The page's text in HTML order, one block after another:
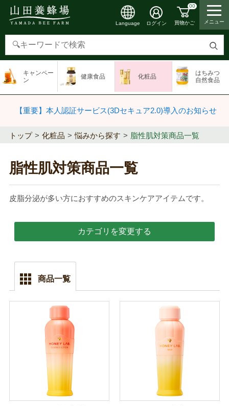
検
す
Language ログイン
00
買物かご メニュー
キャンペー
ン
健康食品 化粧品
はちみつ
自然食品
【重要】本人認証サービス(3Dセキュア2.0)導入のお知らせ
トップ 化粧品 悩みから探す 脂性肌対策商品一覧
脂性肌対策商品一覧
皮脂分泌が多い方におすすめのスキンケアアイテムです。
カテゴリを変更する
商品一覧